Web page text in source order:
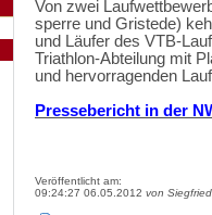
Von zwei
sperre und Gristede)
und Läufer des VTB-
Triathlon-Abteilung mit
und hervorragenden
Pressebericht in der
Veröffentlicht am:
09:24:27 06.05.2012 von